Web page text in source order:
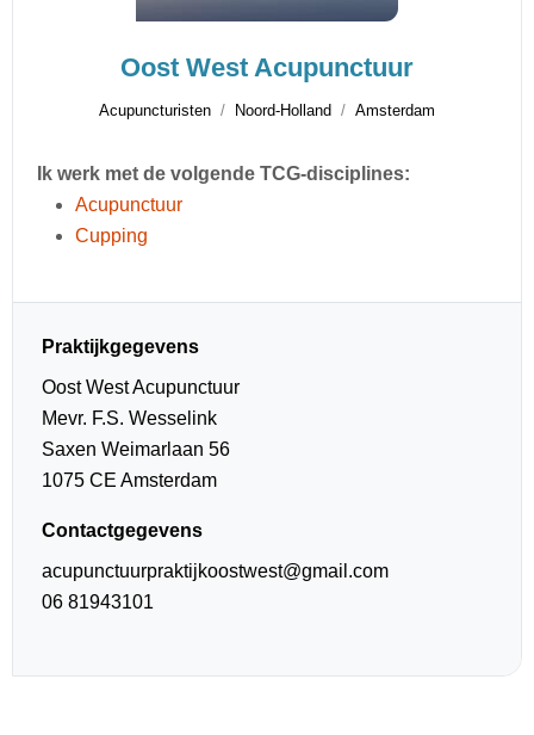
Oost West Acupunctuur
Acupuncturisten Noord-Holland Amsterdam
Ik werk met de volgende TCG-disciplines:
Acupunctuur
Cupping
Praktijkgegevens
Oost West Acupunctuur
Mevr. F.S. Wesselink
Saxen Weimarlaan 56
1075 CE Amsterdam
Contactgegevens
acupunctuurpraktijkoostwest@gmail.com
06 81943101